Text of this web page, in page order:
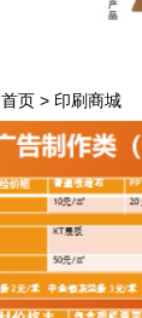
首页> 印刷商城